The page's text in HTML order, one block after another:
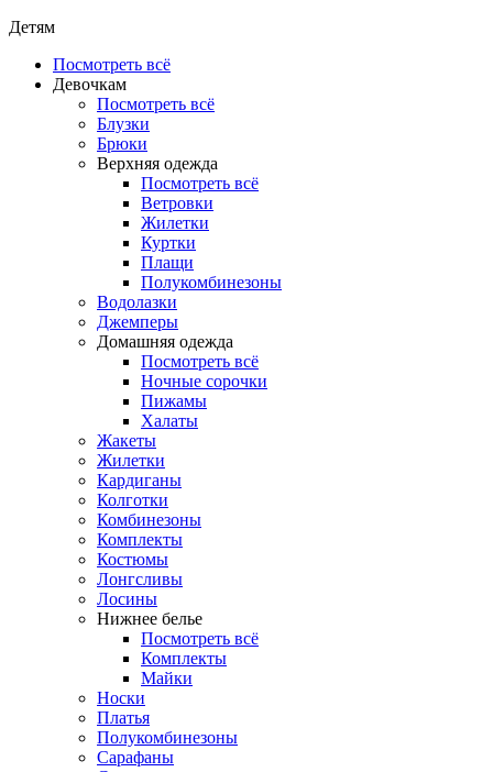
Детям
Посмотреть всё
Девочкам
Посмотреть всё
Блузки
Брюки
Верхняя одежда
Посмотреть всё
Ветровки
Жилетки
Куртки
Плащи
Полукомбинезоны
Водолазки
Джемперы
Домашняя одежда
Посмотреть всё
Ночные сорочки
Пижамы
Халаты
Жакеты
Жилетки
Кардиганы
Колготки
Комбинезоны
Комплекты
Костюмы
Лонгсливы
Лосины
Нижнее белье
Посмотреть всё
Комплекты
Майки
Носки
Платья
Полукомбинезоны
Сарафаны